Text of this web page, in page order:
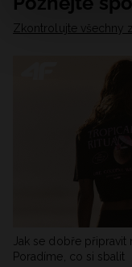
Zkontrolujte všechny
Jak se dobře připravit
Poradíme, co si sbalit